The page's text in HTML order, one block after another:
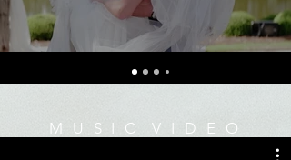
M U S I C V I D E O